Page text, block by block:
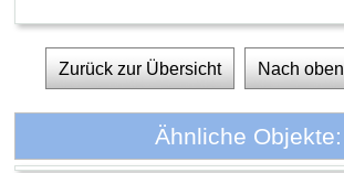
Zurück zur Übersicht Nach oben
Ähnliche Objekte: